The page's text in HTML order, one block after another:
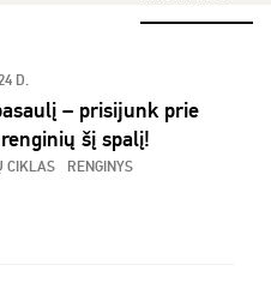
D.
– prisijunk prie
šį spalį!
CIKLAS
RENGINYS